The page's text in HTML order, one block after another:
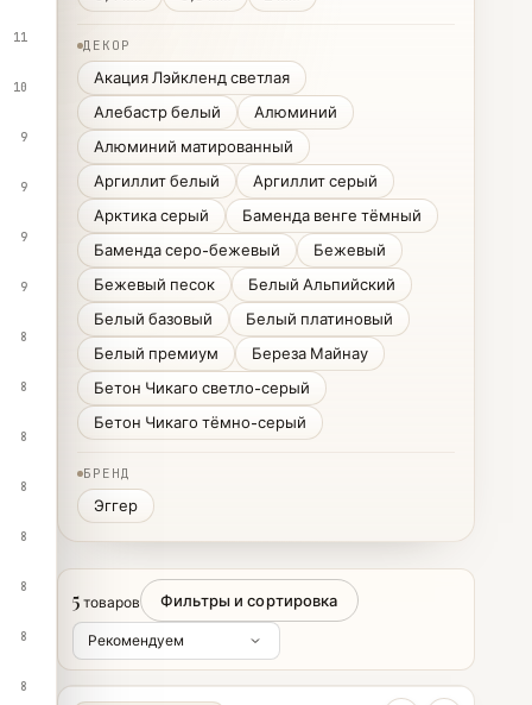
11
10
9
9
9
9
8
8
8
8
8
8
8
8
ДЕКОР
Акация Лэйкленд светлая
Алебастр белый
Алюминий
Алюминий матированный
Аргиллит белый
Аргиллит серый
Арктика серый
Баменда венге тёмный
Баменда серо-бежевый
Бежевый
Бежевый песок
Белый Альпийский
Белый базовый
Белый платиновый
Белый премиум
Береза Майнау
Бетон Чикаго светло-серый
Бетон Чикаго тёмно-серый
БРЕНД
Эггер
5 товаров Фильтры и сортировка